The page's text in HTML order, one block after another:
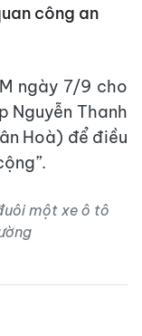
công an
ngày 7/9 cho
Nguyễn Thanh
Hoà) để điều
một xe ô tô